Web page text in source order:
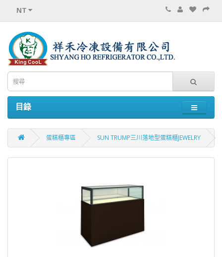
NT
目錄
蛋糕櫃專區 SUN TRUMP三川落地型蛋糕櫃JEWELRY